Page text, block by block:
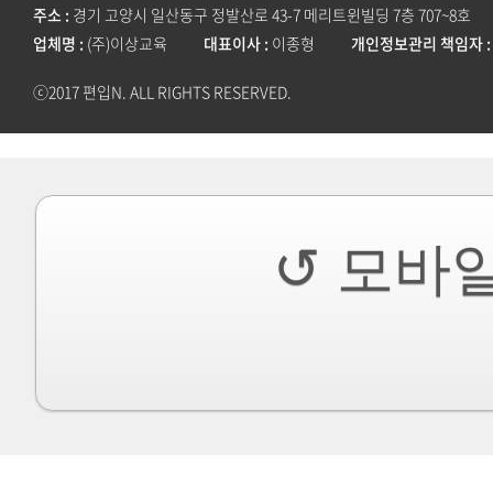
주소 경기 고양시 일산동구 정발산로 43-7 메리트윈빌딩 7층 707~8호
업체명 (주)이상교육 대표이사 이종형 개인정보관리 책임자
ⓒ2017 편입N. ALL RIGHTS RESERVED.
↺ 모바